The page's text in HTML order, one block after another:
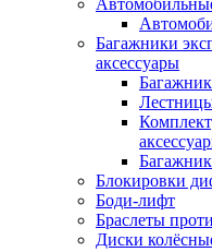
Багажники
аксессуары
Блокировки
Боди-лифт
Браслеты
Диски